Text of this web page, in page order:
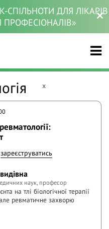
СПІЛЬНОТИ ДЛЯ ЛІКАРІВ
ПРОФЕСІОНАЛІВ»
x
зареєструватись
наук, професор
на тлі біологічної терапії
ревматичне захворю